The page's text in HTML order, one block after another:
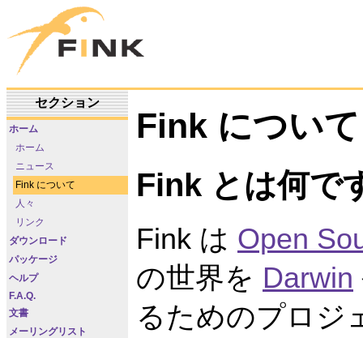
セクション
ホーム
ホーム
ニュース
Fink について
人々
リンク
ダウンロード
パッケージ
ヘルプ
F.A.Q.
文書
メーリングリスト
Fink について
Fink とは何で
Fink は Open
の世界を Darwin
るためのプロジ